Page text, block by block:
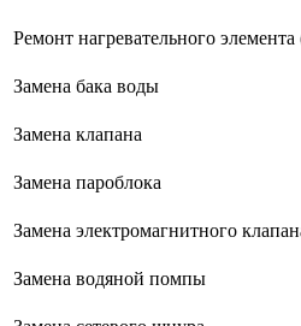
Ремонт нагревательного элемента
Замена бака воды
Замена клапана
Замена пароблока
Замена электромагнитного
Замена водяной помпы